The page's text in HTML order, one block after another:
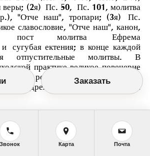
веры; (2я)Пс. 50, Пс. 101, молитва
"Отче наш", тропари; (3я)Пс.
славословие, "Отче наш", канон,
пост молитваЕфрема
сугубая ектения; в конце каждой
отпустительные молитвы. В
практике великое повечерие
к роме дней Великого поста,
Андрея Критского, и праздника
Заказать
Звонок Карта Почта